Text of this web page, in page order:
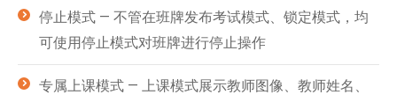
停止模式 — 不管在班牌发布考试模式、锁定模式，均
可使用停止模式对班牌进行停止操作
专属上课模式 — 上课模式展示教师图像、教师姓名、